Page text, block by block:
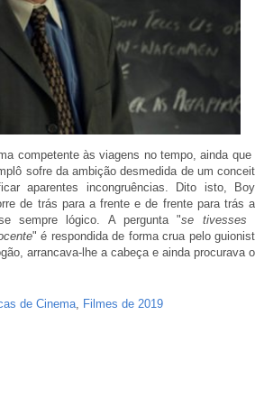
competente às viagens no tempo, ainda que
sofre da ambição desmedida de um
aparentes incongruências. Dito isto,
de trás para a frente e de frente para trás
sempre lógico. A pergunta "se tivesses
" é respondida de forma crua pelo
arrancava-lhe a cabeça e ainda procurava
de Cinema Filmes de 2019